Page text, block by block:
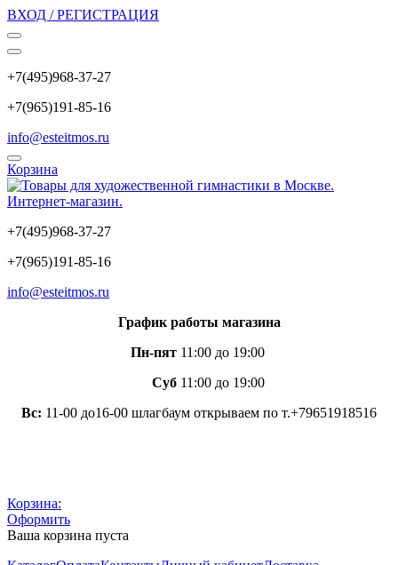
ВХОД / РЕГИСТРАЦИЯ
+7(495)968-37-27
+7(965)191-85-16
info@esteitmos.ru
Корзина
+7(495)968-37-27
+7(965)191-85-16
info@esteitmos.ru
График работы магазина
Пн-пят11:00 до 19:00
Суб11:00 до 19:00
Вс: 11-00 до16-00 шлагбаум открываем по т.+79651918516
Корзина:
Оформить
Ваша корзина пуста